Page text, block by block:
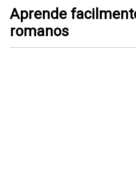
Aprende
romanos